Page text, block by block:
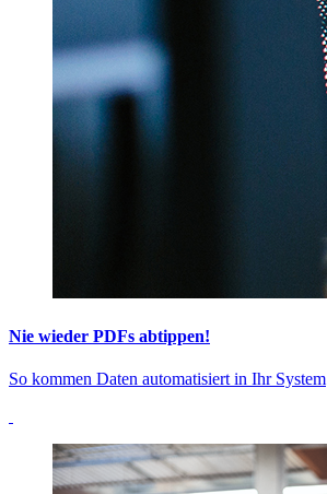
Nie wieder PDFs abtippen!
So kommen Daten automatisiert in Ihr System